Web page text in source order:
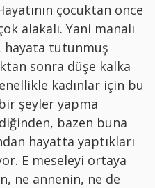
çocuktan önce
alakalı. Yani manalı
hayata tutunmuş
sonra düşe kalka
kadınlar için bu
şeyler yapma
bazen buna
hayatta yaptıkları
E meseleyi ortaya
ne annenin, ne de